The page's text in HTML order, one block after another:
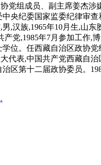
党组成员、副主席姜杰涉
央纪委国家监委纪律审查
,汉族,1965年10月生,山东
产党,1985年7月参加工作,
学位。任西藏自治区政协党
代表,中国共产党西藏自治
区第十二届政协委员。